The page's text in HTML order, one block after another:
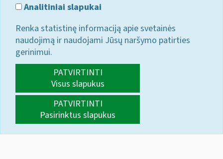
Analitiniai slapukai
Renka statistinę informaciją apie svetainės
naudojimą ir naudojami Jūsų naršymo patirties
gerinimui.
PATVIRTINTI
Visus slapukus
PATVIRTINTI
Pasirinktus slapukus